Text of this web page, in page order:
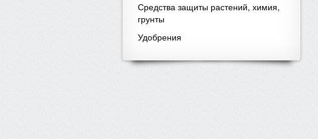
Средства защиты растений, химия,
грунты
Удобрения